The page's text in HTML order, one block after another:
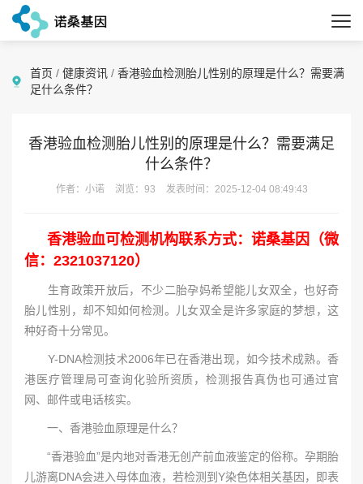
首页 / 健康资讯 / 香港验血检测胎儿性别的原理是什么？需要满
足什么条件？
香港验血检测胎儿性别的原理是什么？需要满足
什么条件？
作者：小诺 浏览：93 发表时间：2025-12-04 08:49:43
香港验血可检测机构联系方式：诺桑基因（微
信：2321037120）
生育政策开放后，不少二胎孕妈希望能儿女双全，也好奇
胎儿性别，却不知如何检测。儿女双全是许多家庭的梦想，这
种好奇十分常见。
Y-DNA检测技术2006年已在香港出现，如今技术成熟。香
港医疗管理局可查询化验所资质，检测报告真伪也可通过官
网、邮件或电话核实。
一、香港验血原理是什么？
“香港验血”是内地对香港无创产前血液鉴定的俗称。孕期胎
儿游离DNA会进入母体血液，若检测到Y染色体相关基因，即表